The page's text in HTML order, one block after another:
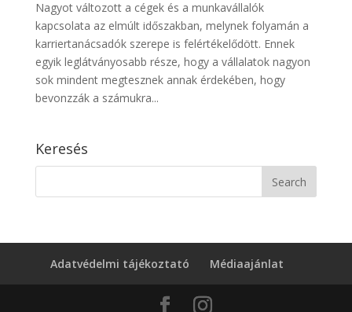
Nagyot változott a cégek és a munkavállalók
kapcsolata az elmúlt időszakban, melynek folyamán a
karriertanácsadók szerepe is felértékelődött. Ennek
egyik leglátványosabb része, hogy a vállalatok nagyon
sok mindent megtesznek annak érdekében, hogy
bevonzzák a számukra...
Keresés
Adatvédelmi tájékoztató Médiaajánlat